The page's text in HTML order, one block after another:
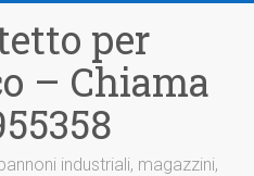
per
– Chiama
industriali, magazzini,